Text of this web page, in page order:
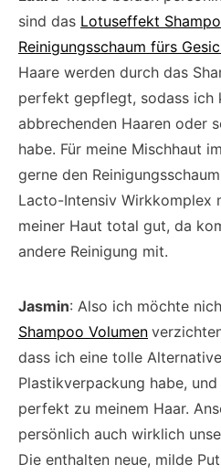
sind das Lotuseffekt
Reinigungsschaum fürs
Haare werden durch das
perfekt gepflegt, sodass ich
abbrechenden Haaren oder
habe. Für meine Mischhaut
gerne den
Lacto-Intensiv Wirkkomplex
meiner Haut total gut, da
andere Reinigung mit.
Jasmin: Also ich möchte
Shampoo Volumen
dass ich eine tolle
Plastikverpackung habe,
perfekt zu meinem Haar.
persönlich auch wirklich
Die enthalten neue, milde